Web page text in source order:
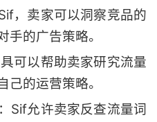
，卖家可以洞察竞品的
手的广告策略。
可以帮助卖家研究流量
己的运营策略。
Sif允许卖家反查流量词